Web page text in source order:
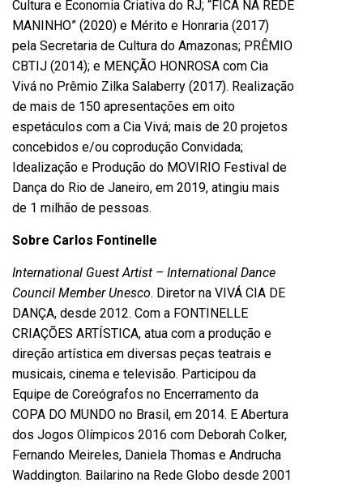
Cultura e Economia Criativa do RJ; “FICA NA REDE
MANINHO” (2020) e Mérito e Honraria (2017)
pela Secretaria de Cultura do Amazonas; PRÊMIO
CBTIJ (2014); e MENÇÃO HONROSA com Cia
Vivá no Prêmio Zilka Salaberry (2017). Realização
de mais de 150 apresentações em oito
espetáculos com a Cia Vivá; mais de 20 projetos
concebidos e/ou coprodução Convidada;
Idealização e Produção do MOVIRIO Festival de
Dança do Rio de Janeiro, em 2019, atingiu mais
de 1 milhão de pessoas.
Sobre Carlos Fontinelle
International Guest Artist – International Dance
Council Member Unesco. Diretor na VIVÁ CIA DE
DANÇA, desde 2012. Com a FONTINELLE
CRIAÇÕES ARTÍSTICA, atua com a produção e
direção artística em diversas peças teatrais e
musicais, cinema e televisão. Participou da
Equipe de Coreógrafos no Encerramento da
COPA DO MUNDO no Brasil, em 2014. E Abertura
dos Jogos Olímpicos 2016 com Deborah Colker,
Fernando Meireles, Daniela Thomas e Andrucha
Waddington. Bailarino na Rede Globo desde 2001